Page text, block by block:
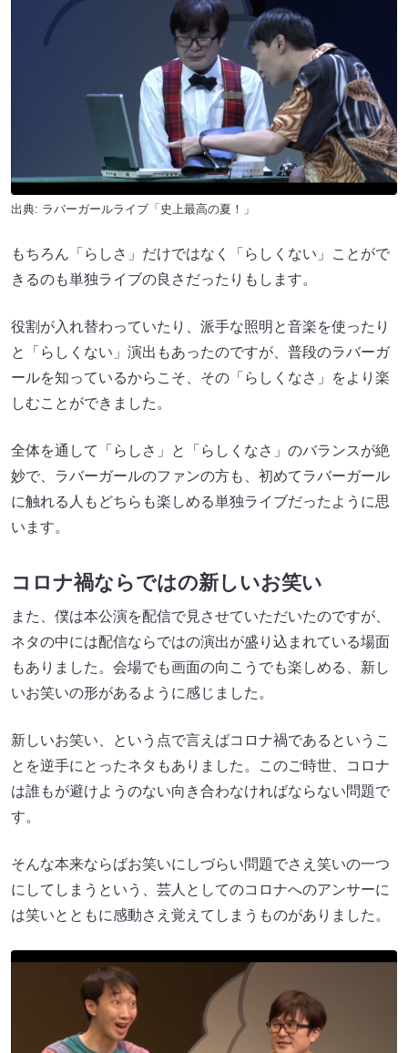
出典: ラバーガールライブ「史上最高の夏！」
もちろん「らしさ」だけではなく「らしくない」ことがで
きるのも単独ライブの良さだったりもします。
役割が入れ替わっていたり、派手な照明と音楽を使ったり
と「らしくない」演出もあったのですが、普段のラバーガ
ールを知っているからこそ、その「らしくなさ」をより楽
しむことができました。
全体を通して「らしさ」と「らしくなさ」のバランスが絶
妙で、ラバーガールのファンの方も、初めてラバーガール
に触れる人もどちらも楽しめる単独ライブだったように思
います。
コロナ禍ならではの新しいお笑い
また、僕は本公演を配信で見させていただいたのですが、
ネタの中には配信ならではの演出が盛り込まれている場面
もありました。会場でも画面の向こうでも楽しめる、新し
いお笑いの形があるように感じました。
新しいお笑い、という点で言えばコロナ禍であるというこ
とを逆手にとったネタもありました。このご時世、コロナ
は誰もが避けようのない向き合わなければならない問題で
す。
そんな本来ならばお笑いにしづらい問題でさえ笑いの一つ
にしてしまうという、芸人としてのコロナへのアンサーに
は笑いとともに感動さえ覚えてしまうものがありました。